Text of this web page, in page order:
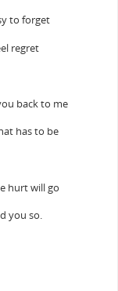
to forget
regret
back to me
has to be
hurt will go
you so.